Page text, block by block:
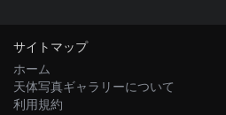
サイトマップ
ホーム
天体写真ギャラリーについて
利用規約